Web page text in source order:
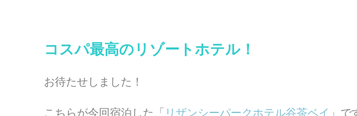
コスパ最高のリゾートホテル！
お待たせしました！
こちらが今回宿泊した「 リザンシーパークホテル谷茶ベイ 」で